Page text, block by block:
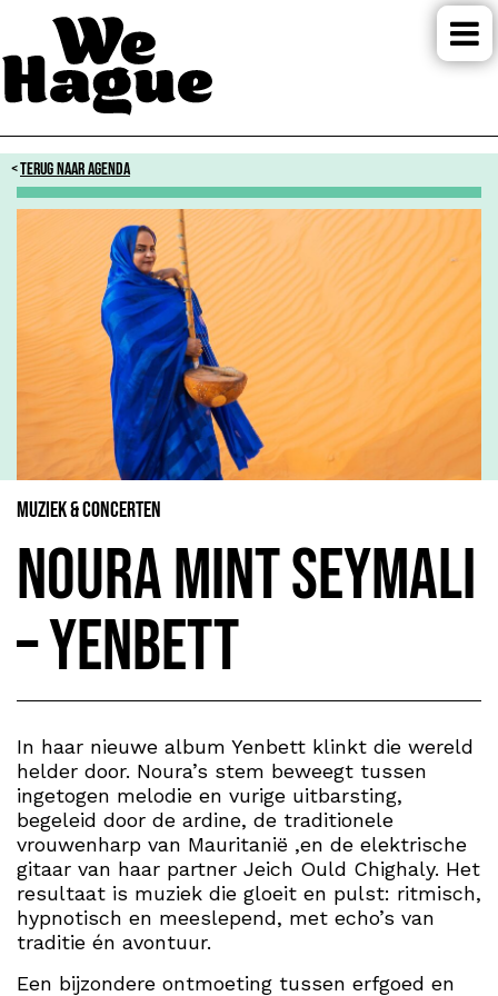
TERUG NAAR AGENDA
Muziek & Concerten
Noura Mint Seymali
– Yenbett
In haar nieuwe album Yenbett klinkt die wereld
helder door. Noura’s stem beweegt tussen
ingetogen melodie en vurige uitbarsting,
begeleid door de ardine, de traditionele
vrouwenharp van Mauritanië ,en de elektrische
gitaar van haar partner Jeich Ould Chighaly. Het
resultaat is muziek die gloeit en pulst: ritmisch,
hypnotisch en meeslepend, met echo’s van
traditie én avontuur.
Een bijzondere ontmoeting tussen erfgoed en